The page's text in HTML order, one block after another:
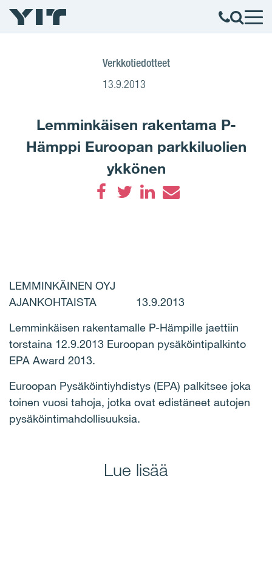
Verkkotiedotteet
13.9.2013
Lemminkäisen rakentama P-
Hämppi Euroopan parkkiluolien
ykkönen
LEMMINKÄINEN OYJ
AJANKOHTAISTA 13.9.2013
Lemminkäisen rakentamalle P-Hämpille jaettiin
torstaina 12.9.2013 Euroopan pysäköintipalkinto
EPA Award 2013.
Euroopan Pysäköintiyhdistys (EPA) palkitsee joka
toinen vuosi tahoja, jotka ovat edistäneet autojen
pysäköintimahdollisuuksia.
Lue lisää